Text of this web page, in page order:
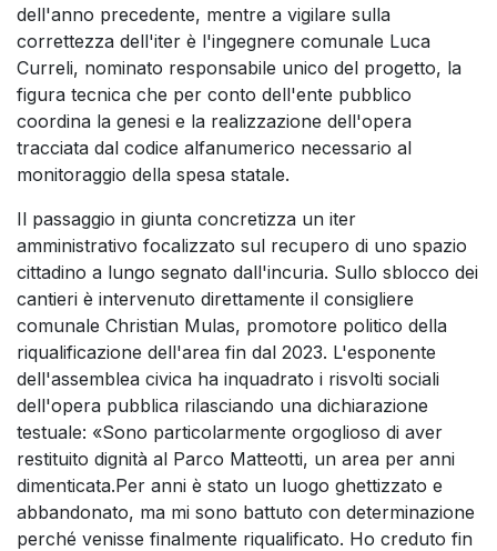
dell'anno precedente, mentre a vigilare sulla
correttezza dell'iter è l'ingegnere comunale Luca
Curreli, nominato responsabile unico del progetto, la
figura tecnica che per conto dell'ente pubblico
coordina la genesi e la realizzazione dell'opera
tracciata dal codice alfanumerico necessario al
monitoraggio della spesa statale.
Il passaggio in giunta concretizza un iter
amministrativo focalizzato sul recupero di uno spazio
cittadino a lungo segnato dall'incuria. Sullo sblocco dei
cantieri è intervenuto direttamente il consigliere
comunale Christian Mulas, promotore politico della
riqualificazione dell'area fin dal 2023. L'esponente
dell'assemblea civica ha inquadrato i risvolti sociali
dell'opera pubblica rilasciando una dichiarazione
testuale: «Sono particolarmente orgoglioso di aver
restituito dignità al Parco Matteotti, un area per anni
dimenticata.Per anni è stato un luogo ghettizzato e
abbandonato, ma mi sono battuto con determinazione
perché venisse finalmente riqualificato. Ho creduto fin